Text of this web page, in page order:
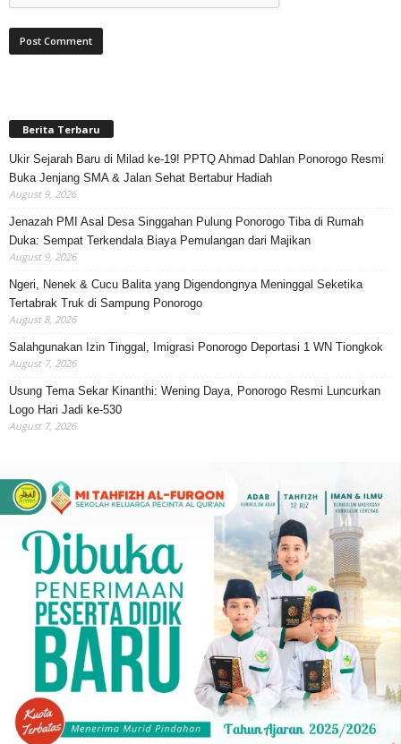
Berita Terbaru
Ukir Sejarah Baru di Milad ke-19! PPTQ Ahmad Dahlan Ponorogo Resmi
Buka Jenjang SMA & Jalan Sehat Bertabur Hadiah
August 9, 2026
Jenazah PMI Asal Desa Singgahan Pulung Ponorogo Tiba di Rumah
Duka: Sempat Terkendala Biaya Pemulangan dari Majikan
August 9, 2026
Ngeri, Nenek & Cucu Balita yang Digendongnya Meninggal Seketika
Tertabrak Truk di Sampung Ponorogo
August 8, 2026
Salahgunakan Izin Tinggal, Imigrasi Ponorogo Deportasi 1 WN Tiongkok
August 7, 2026
Usung Tema Sekar Kinanthi: Wening Daya, Ponorogo Resmi Luncurkan
Logo Hari Jadi ke-530
August 7, 2026